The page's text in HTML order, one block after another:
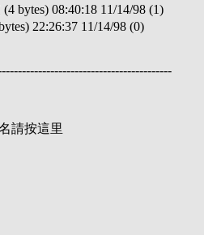
bytes) 08:40:18 11/14/98 (1)
22:26:37 11/14/98 (0)
請按這里